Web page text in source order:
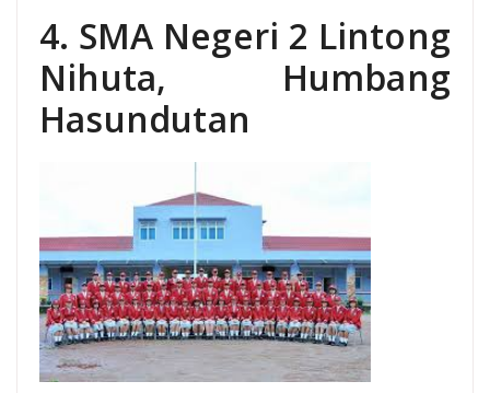
4. SMA Negeri 2 Lintong
Nihuta, Humbang
Hasundutan